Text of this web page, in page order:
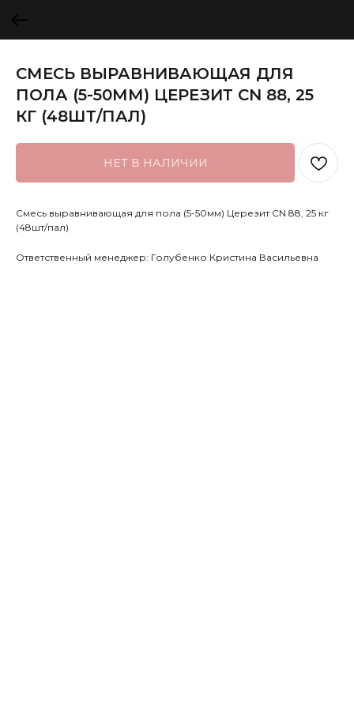
СМЕСЬ ВЫРАВНИВАЮЩАЯ ДЛЯ
ПОЛА (5-50ММ) ЦЕРЕЗИТ CN 88, 25
КГ (48ШТ/ПАЛ)
НЕТ В НАЛИЧИИ
Смесь выравнивающая для пола (5-50мм) Церезит CN 88, 25 кг
(48шт/пал)
Ответственный менеджер: Голубенко Кристина Васильевна